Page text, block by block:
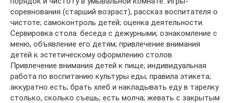
соревнования (старший возраст), рассказ воспитателя о
чистоте; самоконтроль детей; оценка деятельности.
Сервировка стола: беседа с дежурными; ознакомление с
меню, объявление его детям; привлечение внимания
детей к эстетическому оформлению столов.
Привлечение внимания детей к пище; индивидуальная
работа по воспитанию культуры еды; правила этикета;
аккуратно есть; брать хлеб и накладывать еду в тарелку
столько, сколько съешь; есть молча; жевать с закрытым